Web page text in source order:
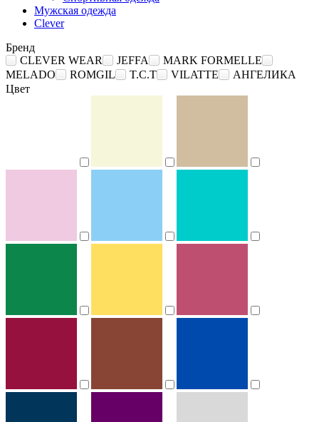
Мужская одежда
Clever
Бренд
CLEVER WEAR
JEFFA
MARK FORMELLE
MELADO
ROMGIL T.C.T VILATTE
АНГЕЛИКА
Цвет